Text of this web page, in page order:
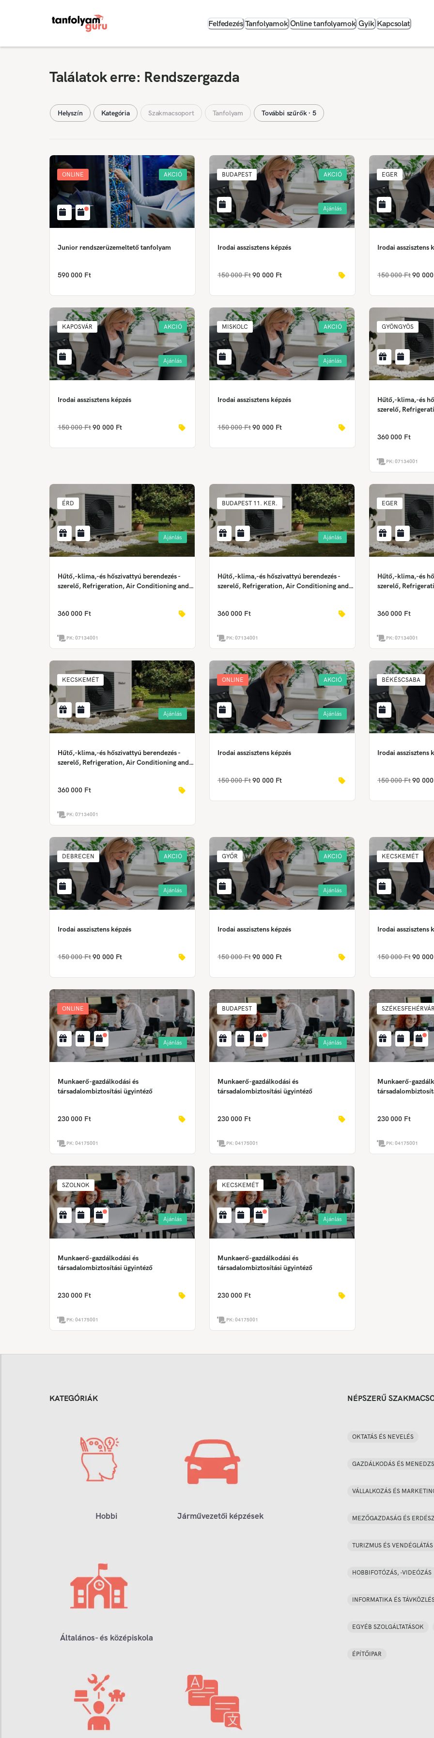
Felfedezés Tanfolyamok Online tanfolyamok Gyik Kapcsolat
Találatok erre: Rendszergazda
Helyszín Kategória Szakmacsoport Tanfolyam További szűrők ∙ 5
ONLINE AKCIÓ
Junior rendszerüzemeltető tanfolyam
590 000 Ft
BUDAPEST AKCIÓ
Ajánlás
Irodai asszisztens képzés
150 000 Ft 90 000 Ft
EGER
Irodai asszisztens
150 000 Ft 90
KAPOSVÁR AKCIÓ
Ajánlás
Irodai asszisztens képzés
150 000 Ft 90 000 Ft
MISKOLC AKCIÓ
Ajánlás
Irodai asszisztens képzés
150 000 Ft 90 000 Ft
GYÖNGYÖS
Hűtő,-klima,-és
szerelő,
360 000 Ft
PK:07134001
ÉRD
Ajánlás
Hűtő,-klima,-és hőszivattyú berendezés -
szerelő, Refrigeration, Air Conditioning and
Wärmepumpentechnik
360 000 Ft
PK:07134001
BUDAPEST 11. KER.
Ajánlás
Hűtő,-klima,-és hőszivattyú berendezés -
szerelő, Refrigeration, Air Conditioning and
Wärmepumpentechnik
360 000 Ft
PK:07134001
EGER
Hűtő,-klima,-és
szerelő,
360 000 Ft
PK:07134001
KECSKEMÉT
Ajánlás
Hűtő,-klima,-és hőszivattyú berendezés -
szerelő, Refrigeration, Air Conditioning and
Wärmepumpentechnik
360 000 Ft
PK:07134001
ONLINE AKCIÓ
Ajánlás
Irodai asszisztens képzés
150 000 Ft 90 000 Ft
BÉKÉSCSABA
Irodai asszisztens
150 000 Ft 90
DEBRECEN AKCIÓ
Ajánlás
Irodai asszisztens képzés
150 000 Ft 90 000 Ft
GYŐR AKCIÓ
Ajánlás
Irodai asszisztens képzés
150 000 Ft 90 000 Ft
KECSKEMÉT
Irodai asszisztens
150 000 Ft 90
ONLINE
Ajánlás
Munkaerő-gazdálkodási és
társadalombiztosítási ügyintéző
230 000 Ft
PK:04175001
BUDAPEST
Ajánlás
Munkaerő-gazdálkodási és
társadalombiztosítási ügyintéző
230 000 Ft
PK:04175001
SZÉKESFEHÉRVÁR
Munkaerő-
230 000 Ft
PK:04175001
SZOLNOK
Ajánlás
Munkaerő-gazdálkodási és
társadalombiztosítási ügyintéző
230 000 Ft
PK:04175001
KECSKEMÉT
Ajánlás
Munkaerő-gazdálkodási és
társadalombiztosítási ügyintéző
230 000 Ft
PK:04175001
KATEGÓRIÁK
Hobbi Járművezetői képzések
Általános- és középiskola
NÉPSZERŰ
OKTATÁS ÉS NEVELÉS
GAZDÁLKODÁS ÉS
VÁLLALKOZÁS ÉS
MEZŐGAZDASÁG ÉS
TURIZMUS ÉS VENDÉGLÁTÁS
HOBBIFOTÓZÁS, -VIDEÓZÁS
INFORMATIKA ÉS
EGYÉB SZOLGÁLTATÁSOK
ÉPÍTŐIPAR